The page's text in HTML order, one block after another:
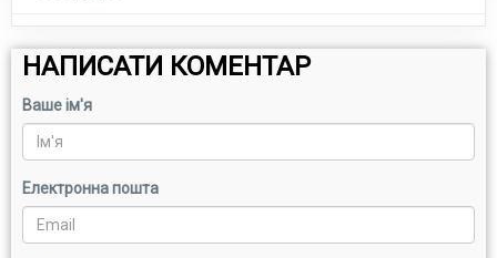
НАПИСАТИ КОМЕНТАР
Ваше ім'я
Електронна пошта